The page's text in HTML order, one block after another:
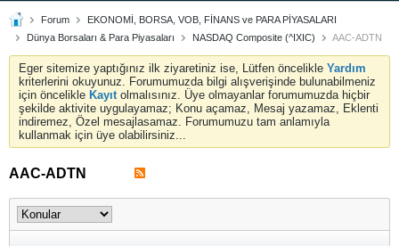
Forum
EKONOMİ, BORSA, VOB, FİNANS ve PARA PİYASALARI
Dünya Borsaları & Para Piyasaları
NASDAQ Composite (^IXIC) AAC-ADTN
Eger sitemize yaptığınız ilk ziyaretiniz ise, Lütfen öncelikle Yardım
kriterlerini okuyunuz. Forumumuzda bilgi alışverişinde bulunabilmeniz
için öncelikle Kayıtolmalısınız. Üye olmayanlar forumumuzda hiçbir
şekilde aktivite uygulayamaz; Konu açamaz, Mesaj yazamaz, Eklenti
indiremez, Özel mesajlasamaz. Forumumuzu tam anlamıyla
kullanmak için üye olabilirsiniz...
AAC-ADTN